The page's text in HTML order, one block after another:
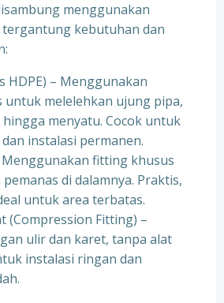
menggunakan
kebutuhan dan
HDPE) – Menggunakan
untuk melelehkan ujung pipa,
menyatu. Cocok untuk
instalasi permanen.
fitting khusus
di dalamnya. Praktis,
untuk area terbatas.
(Compression Fitting) –
ulir dan karet, tanpa alat
instalasi ringan dan